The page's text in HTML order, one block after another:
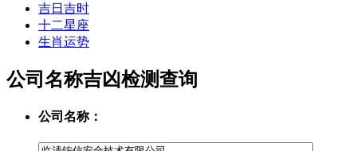
吉日吉时
十二星座
生肖运势
公司名称吉凶检测查询
公司名称：